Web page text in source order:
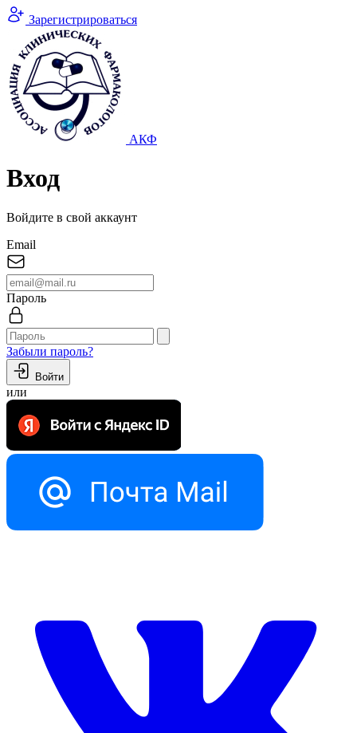
Зарегистрироваться
АКФ
Вход
Войдите в свой аккаунт
Email
Пароль
Забыли пароль?
Войти
или